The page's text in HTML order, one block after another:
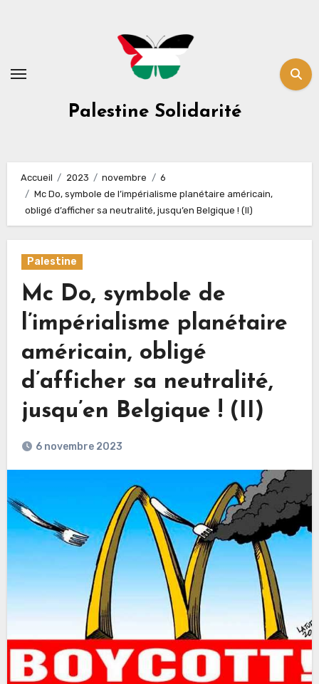
Palestine Solidarité
Accueil 2023 novembre
6
Mc Do, symbole de l’impérialisme planétaire américain,
obligé d’afficher sa neutralité, jusqu’en Belgique ! (II)
Palestine
Mc Do, symbole de
l’impérialisme planétaire
américain, obligé
d’afficher sa neutralité,
jusqu’en Belgique ! (II)
6 novembre 2023